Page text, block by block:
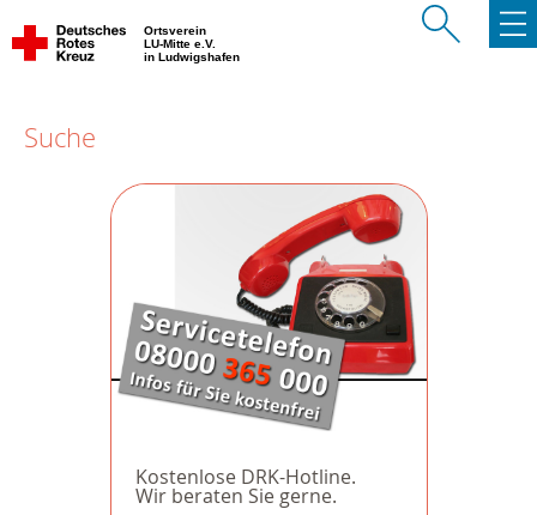
Ortsverein
LU-Mitte e.V.
in Ludwigshafen
Suche
Kostenlose DRK-Hotline.
Wir beraten Sie gerne.